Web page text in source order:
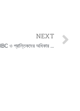
NEXT
সুপ্রিম কোর্টে সংরক্ষণ ও ভোটার তালিকা নিয়ে নতুন বিতর্ক: OBC ও প্রান্তিকদের অধিকার ঝুঁকিতে